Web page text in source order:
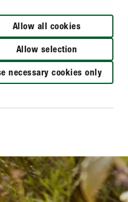
Allow all cookies
Allow selection
necessary cookies only